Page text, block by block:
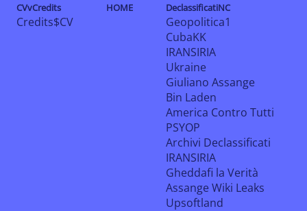
CVvCredits
Credits$CV
HOME DeclassificatiNC
Geopolitica1
CubaKK
IRANSIRIA
Ukraine
Giuliano Assange
Bin Laden
America Contro Tutti
PSYOP
Archivi Declassificati
IRANSIRIA
Gheddafi la Verità
Assange Wiki Leaks
Upsoftland